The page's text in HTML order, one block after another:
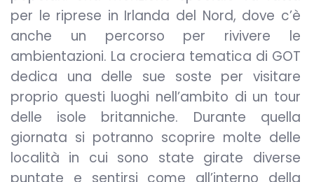
per le riprese in Irlanda del Nord, dove c’è
anche un percorso per rivivere le
ambientazioni. La crociera tematica di GOT
dedica una delle sue soste per visitare
proprio questi luoghi nell’ambito di un tour
delle isole britanniche. Durante quella
giornata si potranno scoprire molte delle
località in cui sono state girate diverse